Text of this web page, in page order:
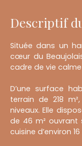
Descriptif
Située dans un
cœur du
cadre de vie
D’une surface
terrain de 218
niveaux. Elle
de 46 m² ouvrant
cuisine d’environ